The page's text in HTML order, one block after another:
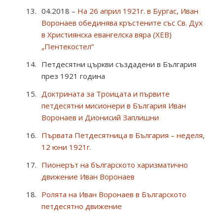
04.2018 – На 26 април 1921г. в Бургас, Иван
Воронаев обединява кръстените със Св. Дух
в Християнска евангелска вяра (ХЕВ)
„Пентекостел”
Петдесятни църкви създадени в България
през 1921 година
Доктрината за Троицата и първите
петдесятни мисионери в България Иван
Воронаев и Дионисий Заплишни
Първата Петдесятница в България – неделя,
12 юни 1921г.
Пионерът на българското харизматично
движение Иван Воронаев
Ролята на Иван Воронаев в Българското
петдесятно движение